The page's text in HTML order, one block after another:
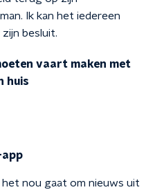
Ik kan het iedereen
besluit.
vaart maken met
huis
app
het nou gaat om nieuws uit